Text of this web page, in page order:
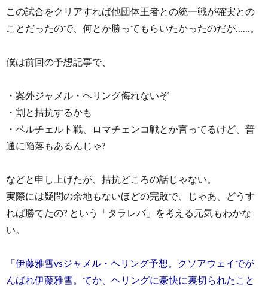
この試合をクリアすれば他団体王者との統一戦が確実との
ことだったので、何とか勝ってもらいたかったのだが……。
僕は前回の予想記事で、
・案外ジャメル・ヘリング侮れないぞ
・割と拮抗するかも
・ベルチェルト戦、ロマチェンコ戦とか言ってるけど、普
通に陥落もあるんじゃ?
などと申し上げたが、拮抗どころの話じゃない。
実際には疑問の余地もないほどの完敗で、じゃあ、どうす
れば勝てたの? という「タラレバ」を考える元気もわかな
い。
「伊藤雅雪vsジャメル・ヘリング予想。クソアウェイでが
んばれ伊藤雅雪。てか、ヘリングに豪快に裏切られたこと